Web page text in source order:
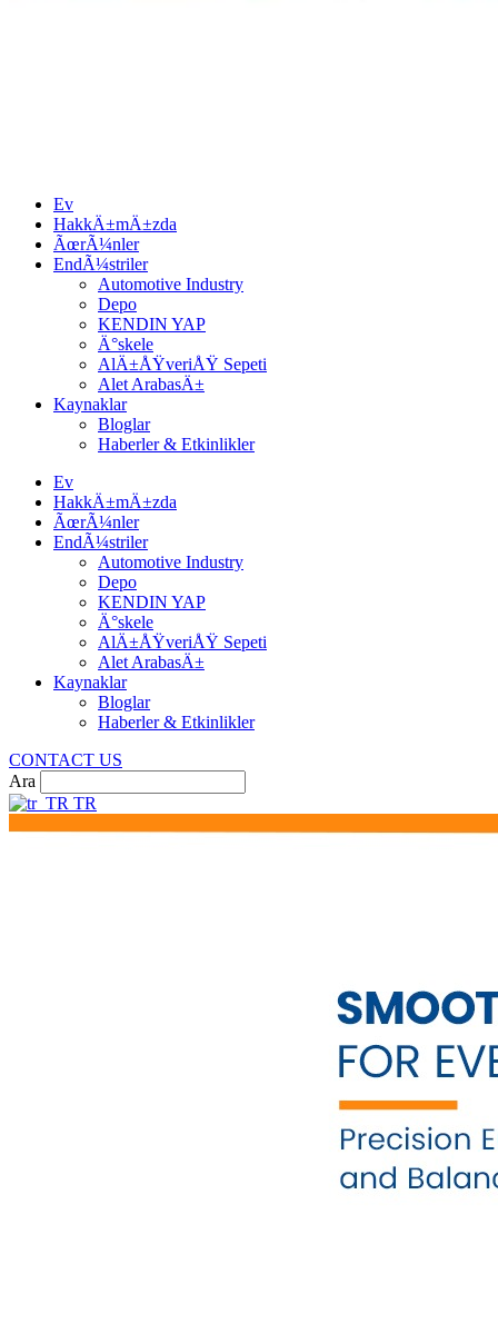
Ev
HakkÄ±mÄ±zda
ÃœrÃ¼nler
EndÃ¼striler
Automotive Industry
Depo
KENDIN YAP
Ä°skele
AlÄ±ÅŸveriÅŸ Sepeti
Alet ArabasÄ±
Kaynaklar
Bloglar
Haberler & Etkinlikler
Ev
HakkÄ±mÄ±zda
ÃœrÃ¼nler
EndÃ¼striler
Automotive Industry
Depo
KENDIN YAP
Ä°skele
AlÄ±ÅŸveriÅŸ Sepeti
Alet ArabasÄ±
Kaynaklar
Bloglar
Haberler & Etkinlikler
CONTACT US
Ara
TR